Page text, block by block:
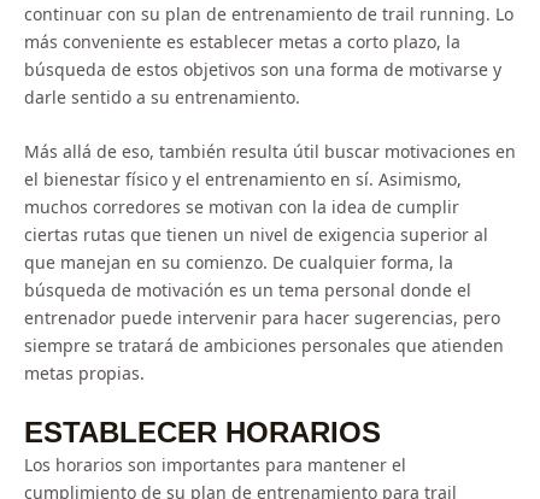
continuar con su plan de entrenamiento de trail running. Lo
más conveniente es establecer metas a corto plazo, la
búsqueda de estos objetivos son una forma de motivarse y
darle sentido a su entrenamiento.
Más allá de eso, también resulta útil buscar motivaciones en
el bienestar físico y el entrenamiento en sí. Asimismo,
muchos corredores se motivan con la idea de cumplir
ciertas rutas que tienen un nivel de exigencia superior al
que manejan en su comienzo. De cualquier forma, la
búsqueda de motivación es un tema personal donde el
entrenador puede intervenir para hacer sugerencias, pero
siempre se tratará de ambiciones personales que atienden
metas propias.
ESTABLECER HORARIOS
Los horarios son importantes para mantener el
cumplimiento de su plan de entrenamiento para trail